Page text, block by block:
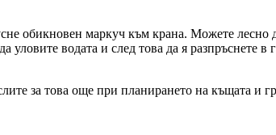
обикновен маркуч към крана. Можете лесно
уловите водата и след това да я разпръснете в
за това още при планирането на къщата и